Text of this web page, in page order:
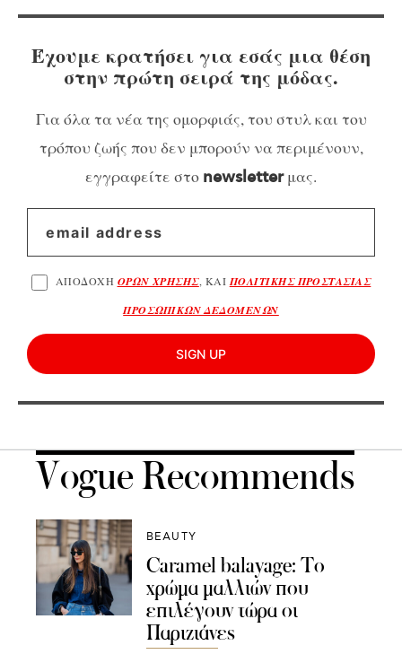
Έχουμε κρατήσει για εσάς μια θέση
στην πρώτη σειρά της μόδας.
Για όλα τα νέα της ομορφιάς, του στυλ και του
τρόπου ζωής που δεν μπορούν να περιμένουν,
εγγραφείτε στο newsletterμας.
ΑΠΟΔΟΧΗ ΟΡΩΝ ΧΡΗΣΗΣ, ΚΑΙ ΠΟΛΙΤΙΚΗΣ ΠΡΟΣΤΑΣΙΑΣ
ΠΡΟΣΩΠΙΚΩΝ ΔΕΔΟΜΕΝΩΝ
SIGN UP
Vogue Recommends
BEAUTY
Caramel balayage: Το
χρώμα μαλλιών που
επιλέγουν τώρα οι
Παριζιάνες